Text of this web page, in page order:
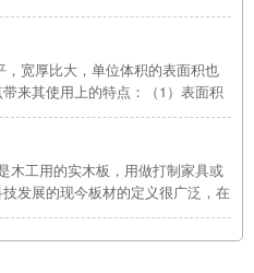
，而且施工工艺要求高，在装修中
板一般按照板材实质名称分类，没
了地板和门扇会使用实木板外，一
宽厚比大，单位体积的表面积也
来其使用上的特点：（1）表面积
，在化工、容器、建筑、金属制
得到广泛应用；（2）可任意剪
、制成各种制品构件， ...
木工用的实木板，用做打制家具或
发展的现今板材的定义很广泛，在
工业等都有不同材质的板材。2、
的扁平矩形建筑材料板，作墙壁、